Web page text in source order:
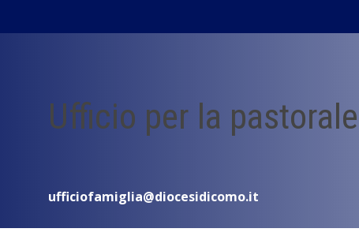
Ufficio per la
ufficiofamiglia@diocesidicomo.it